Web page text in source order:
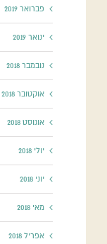
פברואר 2019
ינואר 2019
נובמבר 2018
אוקטובר 2018
אוגוסט 2018
יולי 2018
יוני 2018
מאי 2018
אפריל 2018